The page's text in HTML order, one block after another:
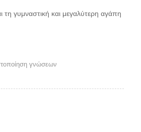
τη γυμναστική και μεγαλύτερη αγάπη
γνώσεων